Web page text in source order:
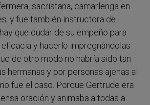
sacristana, camarlenga en
y fue también instructora de
que dudar de su empeño para
y hacerlo impregnándolas
de otro modo no habría sido tan
hermanas y por personas ajenas al
fue el caso. Porque Gertrude era
oración y animaba a todas a